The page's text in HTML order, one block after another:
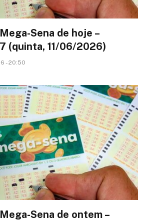
Sena de hoje –
(quinta, 11/06/2026)
- 20:50
Sena de ontem –